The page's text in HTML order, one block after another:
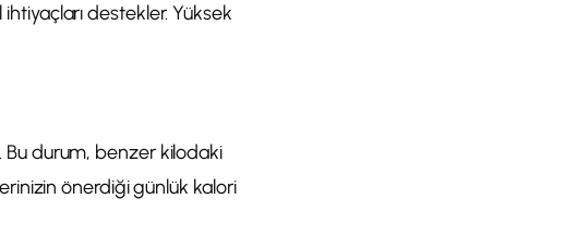
destekler. Yüksek
Bu durum, benzer kilodaki
önerdiği günlük kalori